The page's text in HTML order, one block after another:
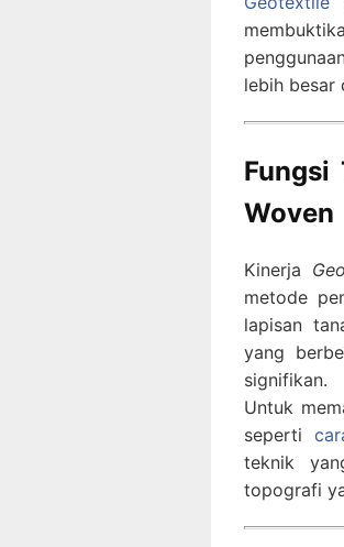
lebih besar
Fungsi
Woven
Kinerja
metode
lapisan
yang
signifikan.
Untuk
seperti
teknik
topografi